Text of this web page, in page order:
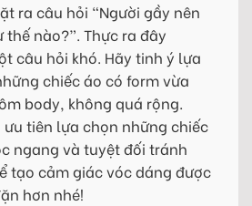
ra câu hỏi “Người gầy nên
thế nào?”. Thực ra đây
câu hỏi khó. Hãy tinh ý lựa
chiếc áo có form vừa
body, không quá rộng.
ưu tiên lựa chọn những chiếc
ngang và tuyệt đối tránh
tạo cảm giác vóc dáng được
hơn nhé!